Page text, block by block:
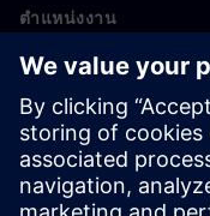
ตำแหน่งงาน
©Siemens 2026
ข้อมูลองค์กร